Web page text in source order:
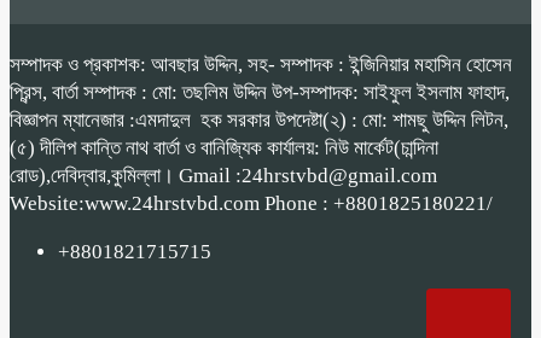
সম্পাদক ও প্রকাশক: আবছার উদ্দিন, সহ- সম্পাদক : ইন্জিনিয়ার মহাসিন হোসেন
প্রিন্স, বার্তা সম্পাদক : মো: তছলিম উদ্দিন উপ-সম্পাদক: সাইফুল ইসলাম ফাহাদ,
বিজ্ঞাপন ম্যানেজার :এমদাদুল হক সরকার উপদেষ্টা(২) : মো: শামছু উদ্দিন লিটন,
(৫) দীলিপ কান্তি নাথ বার্তা ও বানিজ্যিক কার্যালয়: নিউ মার্কেট(চান্দিনা
রোড),দেবিদ্বার,কুমিল্লা। Gmail :24hrstvbd@gmail.com
Website:www.24hrstvbd.com Phone : +8801825180221/
+8801821715715